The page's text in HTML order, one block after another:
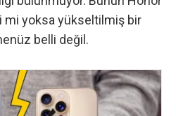
mi yoksa yükseltilmiş bir
belli değil.